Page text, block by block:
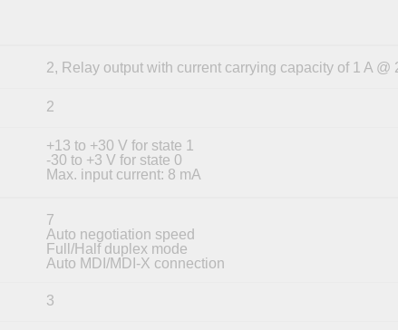
2, Relay output with current carrying capacity of 1 A @
2
+13 to +30 V for state 1
-30 to +3 V for state 0
Max. input current: 8 mA
7
Auto negotiation speed
Full/Half duplex mode
Auto MDI/MDI-X connection
3